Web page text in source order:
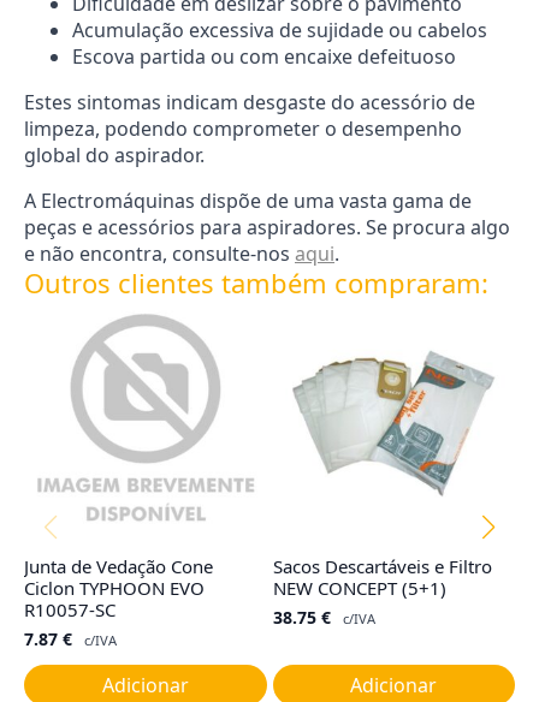
Acumulação excessiva de sujidade ou cabelos
Escova partida ou com encaixe defeituoso
Estes sintomas indicam desgaste do acessório de
limpeza, podendo comprometer o desempenho
global do aspirador.
A Electromáquinas dispõe de uma vasta gama de
peças e acessórios para aspiradores. Se procura algo
e não encontra, consulte-nos aqui.
Outros clientes também compraram:
Junta de Vedação Cone
Ciclon TYPHOON EVO
R10057-SC
7.87 € c/IVA
Adicionar
Sacos Descartáveis e Filtro
NEW CONCEPT (5+1)
38.75 € c/IVA
Adicionar